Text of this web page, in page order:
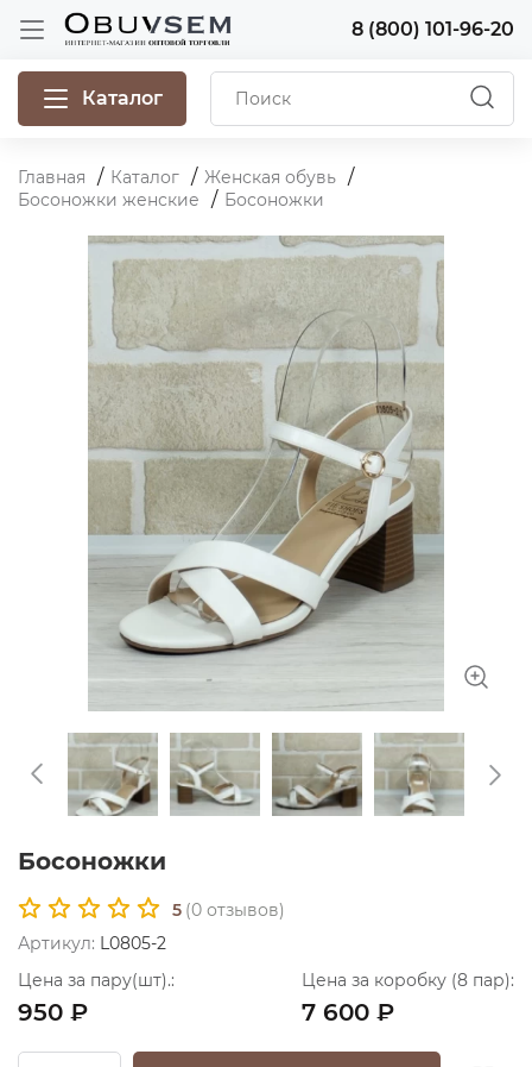
8 (800) 101-96-20
Каталог
Главная Каталог
Женская обувь
Босоножки женские
Босоножки
Босоножки
5 (0 отзывов)
Артикул: L0805-2
Цена за пару(шт).:
950 ₽
Цена за коробку (8 пар):
7 600 ₽